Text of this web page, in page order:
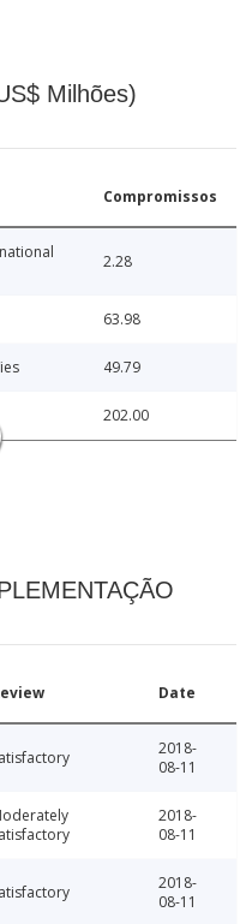
Milhões)
Compromissos
2.28
63.98
49.79
202.00
Date
2018-
08-11
2018-
08-11
2018-
08-11